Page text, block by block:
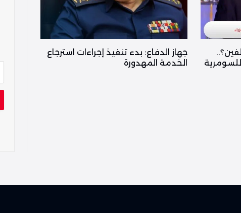
جهاز الدفاع: بدء تنفيذ إجراءات استرجاع
الخدمة المهدورة